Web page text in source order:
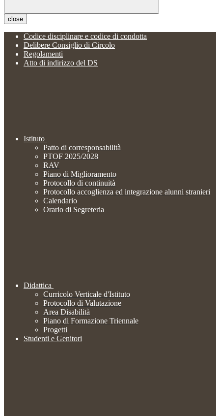
close
Codice disciplinare e codice di condotta
Delibere Consiglio di Circolo
Regolamenti
Atto di indirizzo del DS
Istituto
Patto di corresponsabilità
PTOF 2025/2028
RAV
Piano di Miglioramento
Protocollo di continuità
Protocollo accoglienza ed integrazione alunni stranieri
Calendario
Orario di Segreteria
Didattica
Curricolo Verticale d'Istituto
Protocollo di Valutazione
Area Disabilità
Piano di Formazione Triennale
Progetti
Studenti e Genitori